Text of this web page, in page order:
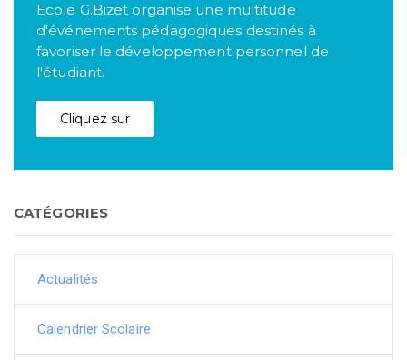
Ecole G.Bizet organise une multitude
d'événements pédagogiques destinés à
favoriser le développement personnel de
l'étudiant.
Cliquez sur
CATÉGORIES
Actualités
Calendrier Scolaire